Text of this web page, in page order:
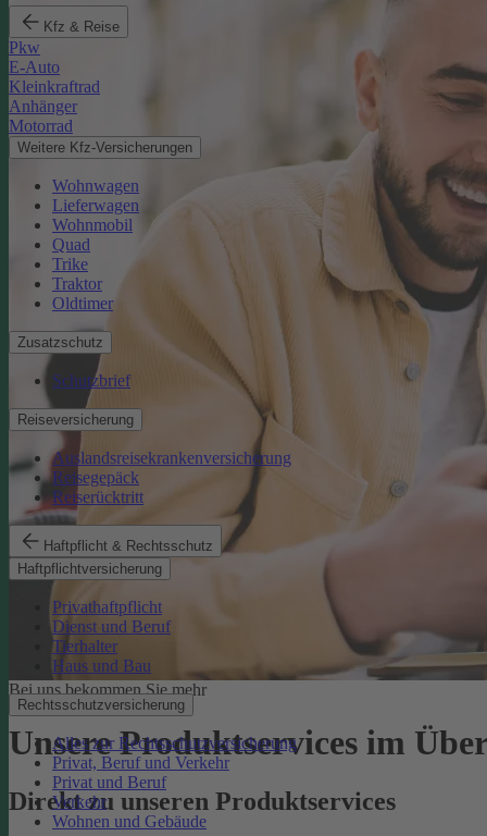
Kfz & Reise
Pkw
E-Auto
Kleinkraftrad
Anhänger
Motorrad
Weitere Kfz-Versicherungen
Wohnwagen
Lieferwagen
Wohnmobil
Quad
Trike
Traktor
Oldtimer
Zusatzschutz
Schutzbrief
Reiseversicherung
Auslandsreisekrankenversicherung
Reisegepäck
Reiserücktritt
Haftpflicht & Rechtsschutz
Haftpflichtversicherung
Privathaftpflicht
Dienst und Beruf
Tierhalter
Haus und Bau
Rechtsschutzversicherung
Alles zur Rechtsschutzversicherung
Privat, Beruf und Verkehr
Privat und Beruf
Verkehr
Wohnen und Gebäude
Bei uns bekommen Sie mehr
Unsere Produktservices im
Direkt zu unseren Produktservices